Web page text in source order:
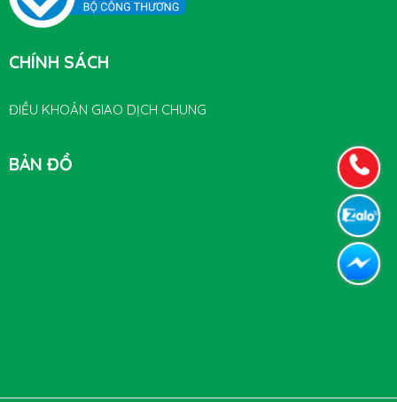
CHÍNH SÁCH
ĐIỀU KHOẢN GIAO DỊCH CHUNG
BẢN ĐỒ